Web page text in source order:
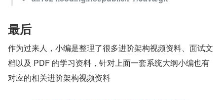
最后
作为过来人，小编是整理了很多进阶架构视频资料、面试文
档以及 PDF 的学习资料，针对上面一套系统大纲小编也有
对应的相关进阶架构视频资料